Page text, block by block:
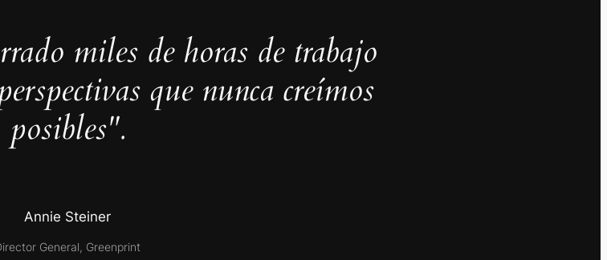
miles de horas de trabajo
que nunca creímos
posibles".
Annie Steiner
General, Greenprint